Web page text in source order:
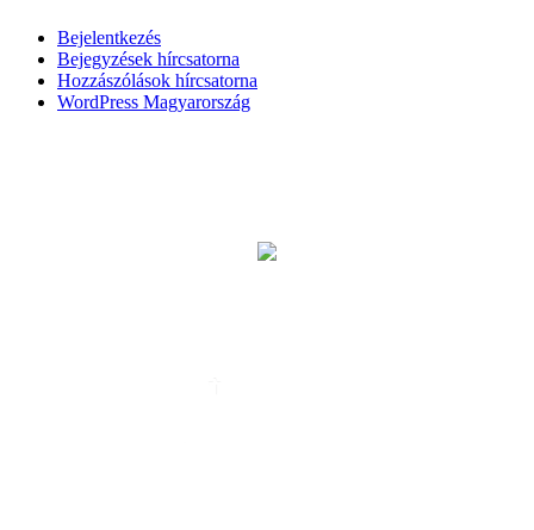
Bejelentkezés
Bejegyzések hírcsatorna
Hozzászólások hírcsatorna
WordPress Magyarország